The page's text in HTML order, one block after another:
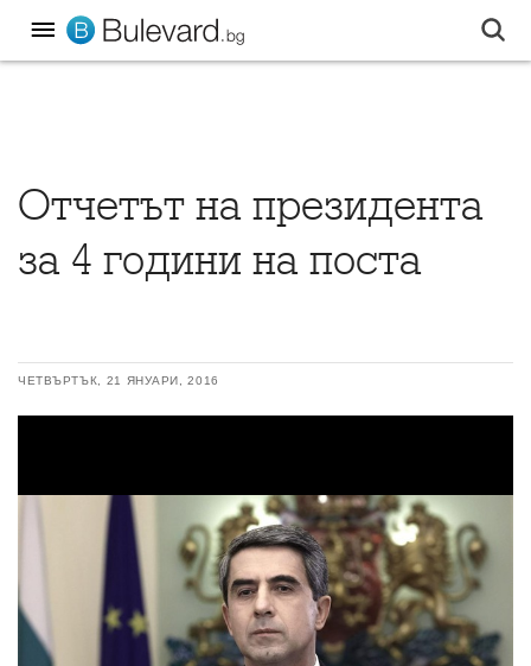
Отчетът на президента
за 4 години на поста
ЧЕТВЪРТЪК, 21 ЯНУАРИ, 2016